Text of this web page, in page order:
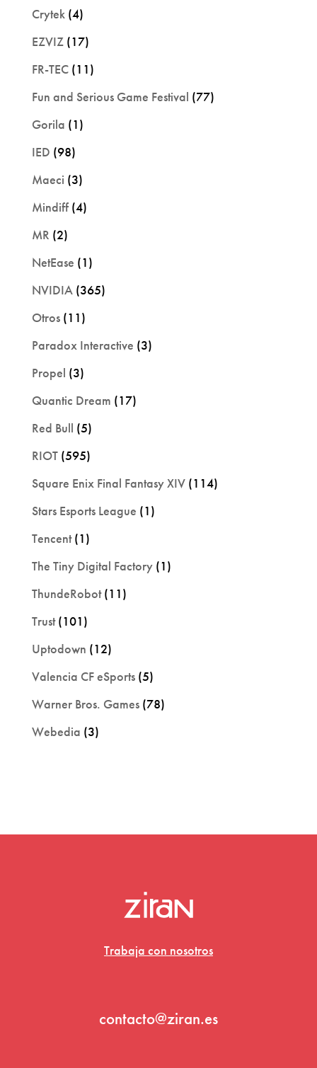
Crytek(4)
EZVIZ(17)
FR-TEC(11)
Fun and Serious Game Festival (77)
Gorila (1)
IED (98)
Maeci (3)
Mindiff(4)
MR (2)
NetEase (1)
NVIDIA(365)
Otros(11)
Paradox Interactive (3)
Propel (3)
Quantic Dream (17)
Red Bull (5)
RIOT(595)
Square Enix Final Fantasy XIV(114)
Stars Esports League (1)
Tencent(1)
The Tiny Digital Factory(1)
ThundeRobot(11)
Trust(101)
Uptodown (12)
Valencia CF eSports(5)
Warner Bros. Games(78)
Webedia (3)
Trabaja con nosotros
contacto@ziran.es